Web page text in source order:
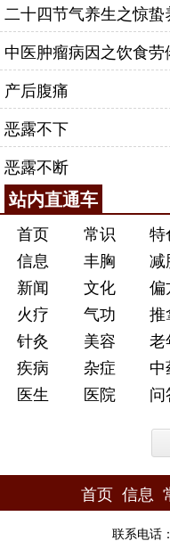
二十四节气养生之惊蛰
中医肿瘤病因之饮食劳
产后腹痛
恶露不下
恶露不断
站内直通车
首页 常识 特
信息
丰胸 减
新闻
文化 偏
火疗
气功 推
针灸
美容 老
疾病
杂症
医生
医院
首页 信息
联系电话：